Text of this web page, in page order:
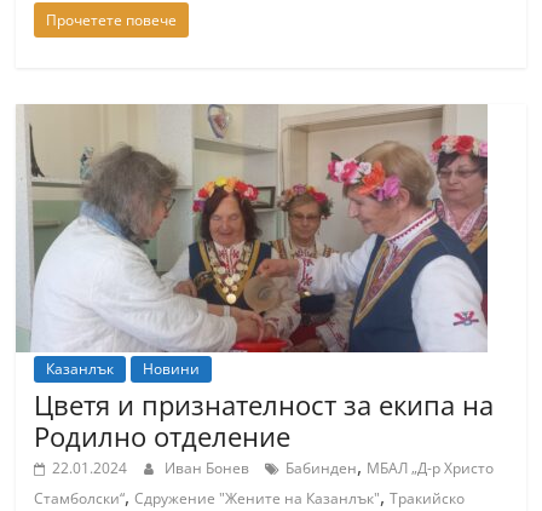
k
m
Прочетете повече
Казанлък Новини
Цветя и признателност за екипа на
Родилно отделение
22.01.2024 Иван Бонев Бабинден, МБАЛ „Д-р Христо
Стамболски“,Сдружение "Жените на Казанлък",Тракийско